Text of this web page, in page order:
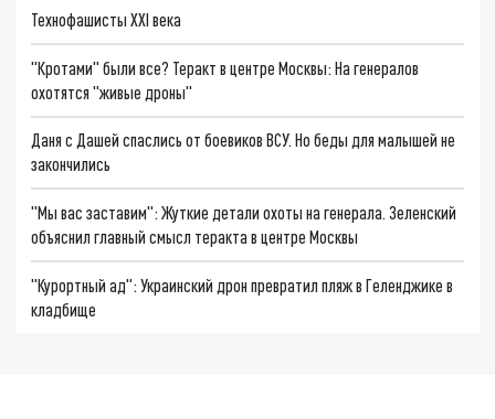
Технофашисты XXI века
"Кротами" были все? Теракт в центре Москвы: На генералов
охотятся "живые дроны"
Даня с Дашей спаслись от боевиков ВСУ. Но беды для малышей не
закончились
"Мы вас заставим": Жуткие детали охоты на генерала. Зеленский
объяснил главный смысл теракта в центре Москвы
"Курортный ад": Украинский дрон превратил пляж в Геленджике в
кладбище